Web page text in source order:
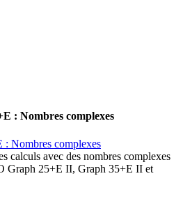
: Nombres complexes
Nombres complexes
calculs avec des nombres complexes
Graph 25+E II, Graph 35+E II et